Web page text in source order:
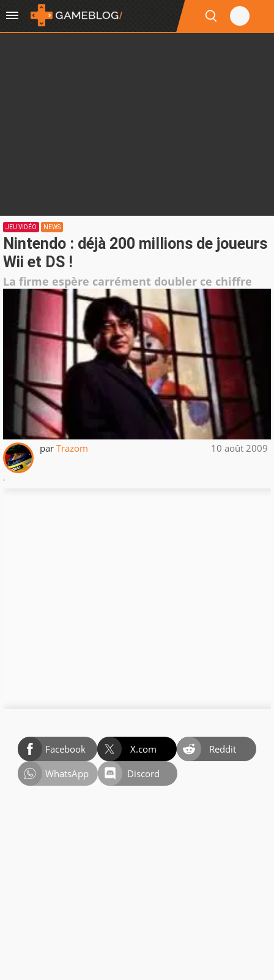
JEU VIDÉO NEWS
Nintendo : déjà 200 millions de joueurs
Wii et DS !
La firme espère carrément doubler ce chiffre
par Trazom 10 août 2009
.
Facebook X.com
Reddit
WhatsApp
Discord